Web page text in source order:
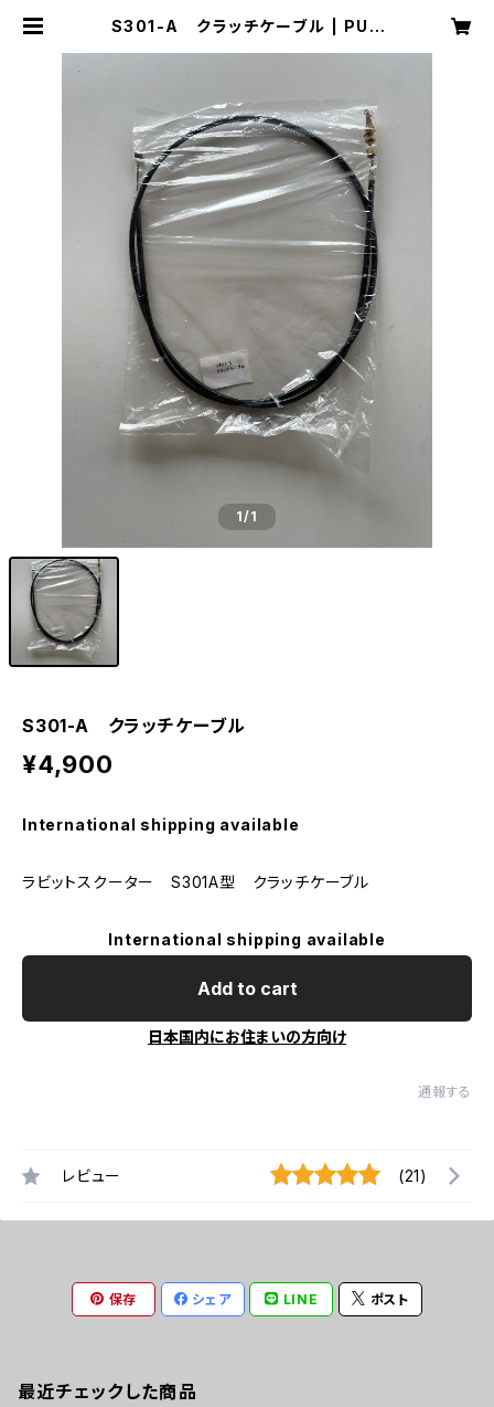
S301-A クラッチケーブル | PUA
1/1
S301-A クラッチケーブル
¥4,900
International shipping available
ラビットスクーター S301A型 クラッチケーブル
International shipping available
Add to cart
日本国内にお住まいの方向け
通報する
レビュー (21)
保存 シェア LINE ポスト
最近チェックした商品